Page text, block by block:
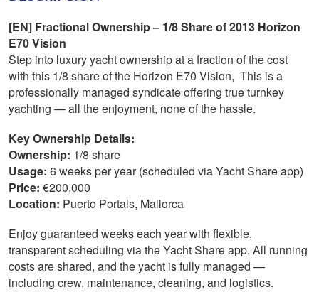
[EN] Fractional Ownership – 1/8 Share of 2013 Horizon
E70 Vision
Step into luxury yacht ownership at a fraction of the cost
with this 1/8 share of the Horizon E70 Vision, This is a
professionally managed syndicate offering true turnkey
yachting — all the enjoyment, none of the hassle.
Key Ownership Details:
Ownership: 1/8 share
Usage: 6 weeks per year (scheduled via Yacht Share app)
Price: €200,000
Location: Puerto Portals, Mallorca
Enjoy guaranteed weeks each year with flexible,
transparent scheduling via the Yacht Share app. All running
costs are shared, and the yacht is fully managed —
including crew, maintenance, cleaning, and logistics.